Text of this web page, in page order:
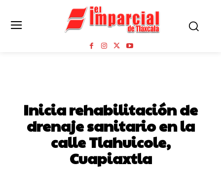
Inicia rehabilitación de
drenaje sanitario en la
calle Tlahuicole,
Cuapiaxtla